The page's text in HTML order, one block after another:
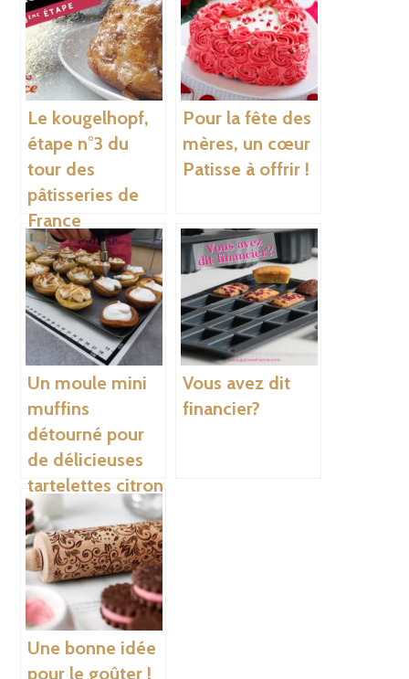
Le kougelhopf,
étape n°3 du
tour des
pâtisseries de
France
Pour la fête des
mères, un cœur
Patisse à offrir !
Un moule mini
muffins
détourné pour
de délicieuses
tartelettes citron
meringuées
Vous avez dit
financier?
Une bonne idée
pour le goûter !